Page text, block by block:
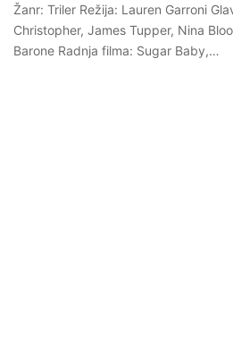
Žanr: Triler Režija: Lauren Garroni
Christopher, James Tupper, Nina
Barone Radnja filma: Sugar Baby,…